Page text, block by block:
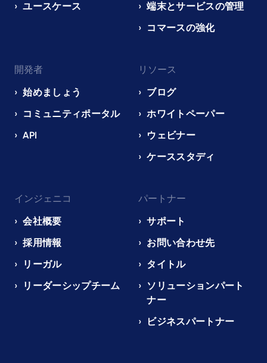
ユースケース
端末とサービスの管理
コマースの強化
開発者
始めましょう
コミュニティポータル
API
リソース
ブログ
ホワイトペーパー
ウェビナー
ケーススタディ
インジェニコ
会社概要
採用情報
リーガル
リーダーシップチーム
パートナー
サポート
お問い合わせ先
タイトル
ソリューションパート
ナー
ビジネスパートナー